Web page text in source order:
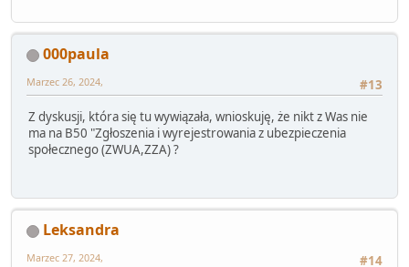
000paula
#13
Marzec 26, 2024,
Z dyskusji, która się tu wywiązała, wnioskuję, że nikt z Was nie
ma na B50 "Zgłoszenia i wyrejestrowania z ubezpieczenia
społecznego (ZWUA,ZZA) ?
Leksandra
#14
Marzec 27, 2024,